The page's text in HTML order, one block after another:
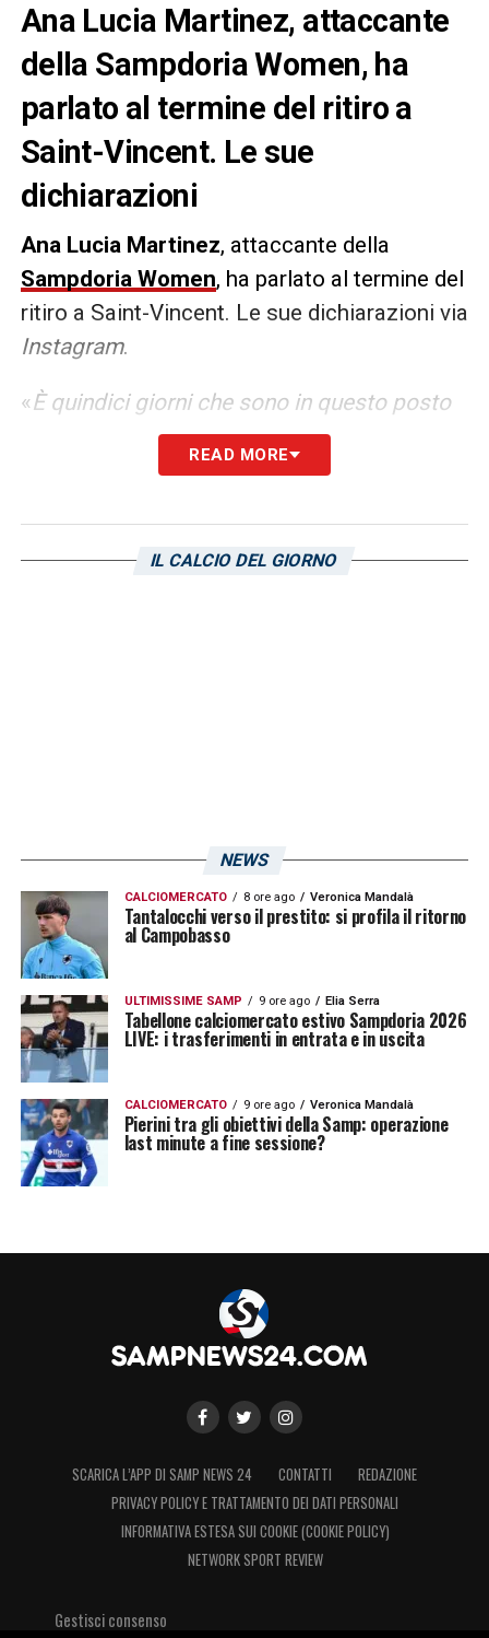
Ana Lucia Martinez, attaccante
della Sampdoria Women, ha
parlato al termine del ritiro a
Saint-Vincent. Le sue
dichiarazioni
Ana Lucia Martinez, attaccante della
Sampdoria Women, ha parlato al termine del
ritiro a Saint-Vincent. Le sue dichiarazioni via
Instagram.
«È quindici giorni che sono in questo posto
meraviglioso in ritiro con la squadra. Sono
molto contenta per il gruppo, per
READ MORE
IL CALCIO DEL GIORNO
NEWS
CALCIOMERCATO 8 ore ago Veronica Mandalà
Tantalocchi verso il prestito: si profila il ritorno
al Campobasso
ULTIMISSIME SAMP 9 ore ago Elia Serra
Tabellone calciomercato estivo Sampdoria 2026
LIVE: i trasferimenti in entrata e in uscita
CALCIOMERCATO 9 ore ago Veronica Mandalà
Pierini tra gli obiettivi della Samp: operazione
last minute a fine sessione?
SCARICA L’APP DI SAMP NEWS 24 CONTATTI
REDAZIONE
PRIVACY POLICY E TRATTAMENTO DEI DATI PERSONALI
INFORMATIVA ESTESA SUI COOKIE (COOKIE POLICY)
NETWORK SPORT REVIEW
Gestisci consenso